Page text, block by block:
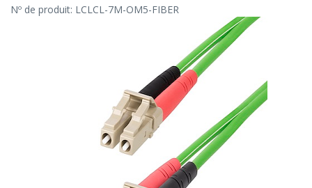
Nº de produit: LCLCL-7M-OM5-FIBER